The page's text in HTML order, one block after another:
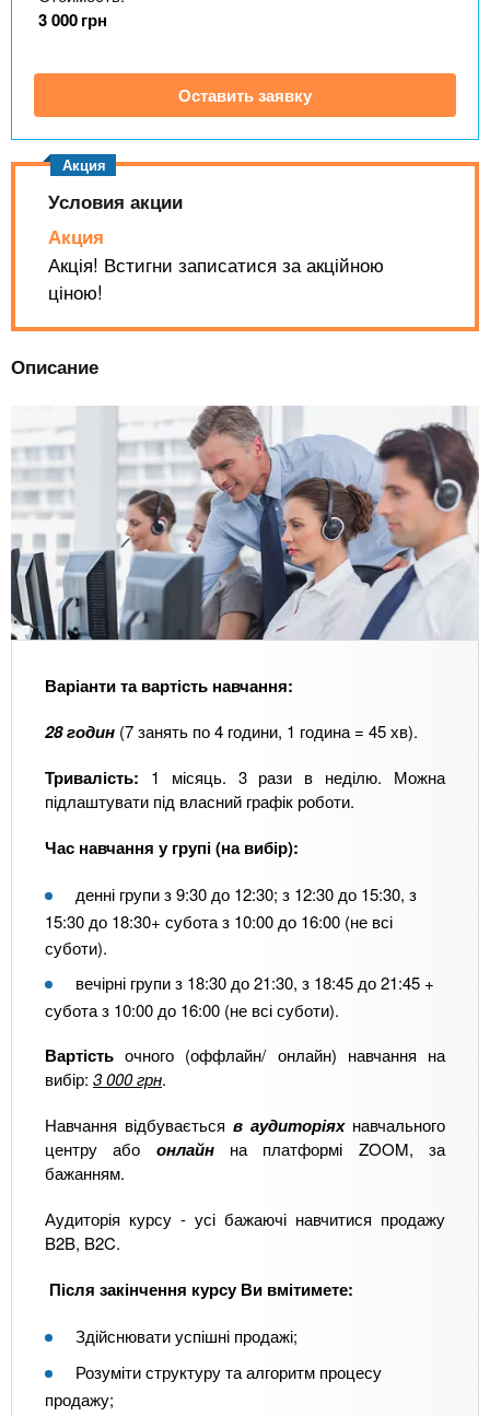
n
s
n
f
o
е
д
Онлайн курсы
За рубежом
3 000грн
Оставить заявку
Условия акции
Акция
Акція! Встигни записатися за акційною
ціною!
Описание
Варіанти та вартість навчання:
28 годин (7 занять по 4 години, 1 година = 45 хв).
Тривалість: 1 місяць. 3 рази в неділю. Можна
підлаштувати під власний графік роботи.
Час навчання у групі (на вибір):
денні групи з 9:30 до 12:30; з 12:30 до 15:30, з
15:30 до 18:30+ субота з 10:00 до 16:00 (не всі
суботи).
вечірні групи з 18:30 до 21:30, з 18:45 до 21:45 +
субота з 10:00 до 16:00 (не всі суботи).
Вартість очного (оффлайн/ онлайн) навчання на
вибір: 3 000 грн.
Навчання відбувається в аудиторіяхнавчального
центру або онлайнна платформі ZOOM, за
бажанням.
Аудиторія курсу - усі бажаючі навчитися продажу
B2B, B2C.
Після закінчення курсу Ви вмітимете:
Здійснювати успішні продажі;
Розуміти структуру та алгоритм процесу
продажу;